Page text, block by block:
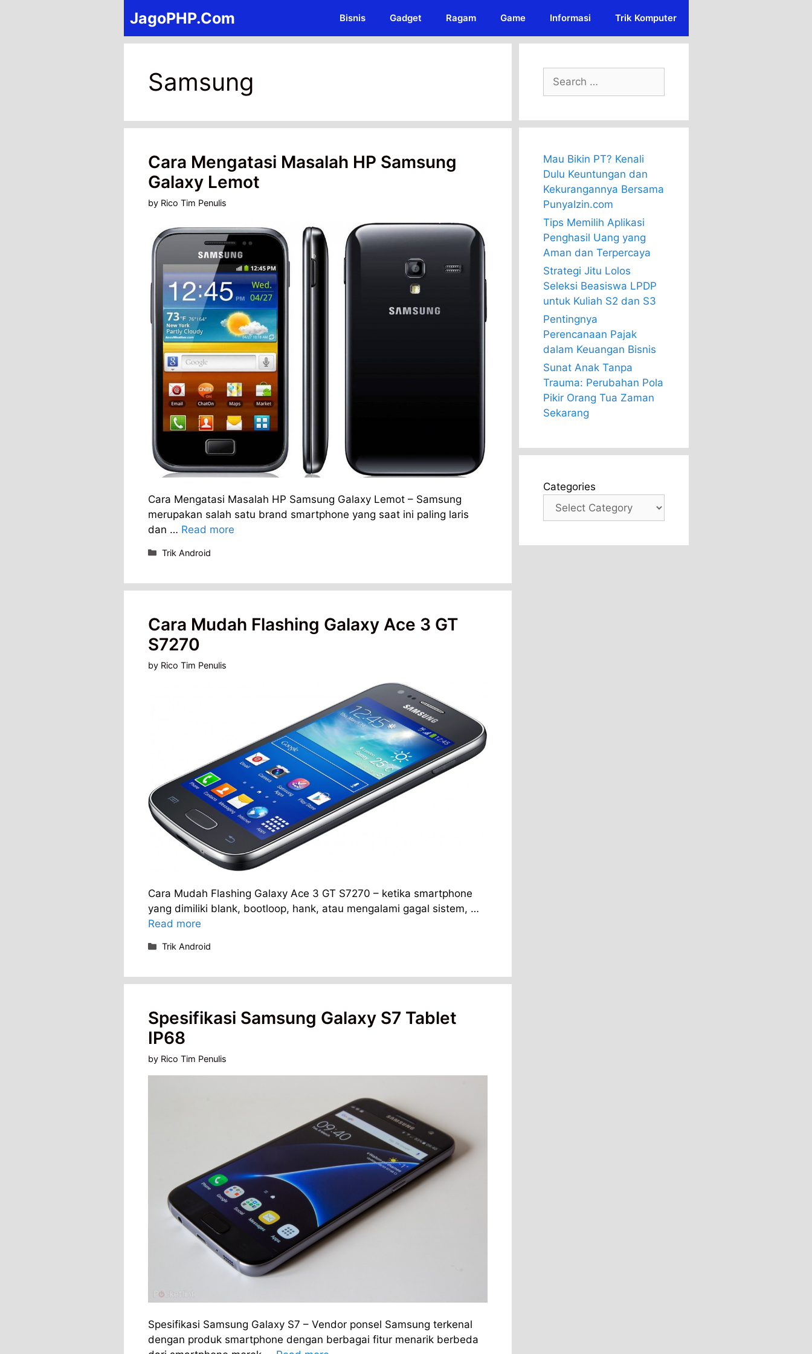
JagoPHP.Com Bisnis Gadget Ragam Game Informasi Trik Komputer
Samsung
Cara Mengatasi Masalah HP Samsung
Galaxy Lemot
by Rico Tim Penulis
Cara Mengatasi Masalah HP Samsung Galaxy Lemot – Samsung
merupakan salah satu brand smartphone yang saat ini paling laris
dan … Read more
Categories
Trik Android
Cara Mudah Flashing Galaxy Ace 3 GT
S7270
by Rico Tim Penulis
Cara Mudah Flashing Galaxy Ace 3 GT S7270 – ketika smartphone
yang dimiliki blank, bootloop, hank, atau mengalami gagal sistem, …
Read more
Categories
Trik Android
Spesifikasi Samsung Galaxy S7 Tablet
IP68
by Rico Tim Penulis
Spesifikasi Samsung Galaxy S7 – Vendor ponsel Samsung terkenal
dengan produk smartphone dengan berbagai fitur menarik berbeda
Search
for:
Mau Bikin PT? Kenali
Dulu Keuntungan dan
Kekurangannya Bersama
PunyaIzin.com
Tips Memilih Aplikasi
Penghasil Uang yang
Aman dan Terpercaya
Strategi Jitu Lolos
Seleksi Beasiswa LPDP
untuk Kuliah S2 dan S3
Pentingnya
Perencanaan Pajak
dalam Keuangan Bisnis
Sunat Anak Tanpa
Trauma: Perubahan Pola
Pikir Orang Tua Zaman
Sekarang
Categories